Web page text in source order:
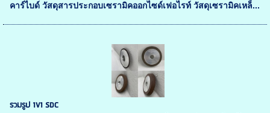
คาร์ไบด์ วัสดุสารประกอบเซรามิคออกไซด์เฟอไรท์ วัสดุเซรามิคเหล็...
รวมรูป 1V1 SDC